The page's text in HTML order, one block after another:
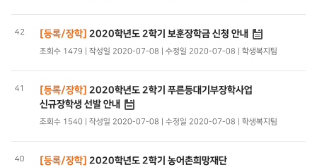
42 [등록/장학] 2020학년도 2학기 보훈장학금 신청 안내
조회수 1479 | 작성일 2020-07-08 | 수정일 2020-07-08 | 학생복지팀
41 [등록/장학] 2020학년도 2학기 푸른등대기부장학사업
신규장학생 선발 안내
조회수 1540 | 작성일 2020-07-08 | 수정일 2020-07-08 | 학생복지팀
40 [등록/장학] 2020학년도 2학기 농어촌희망재단